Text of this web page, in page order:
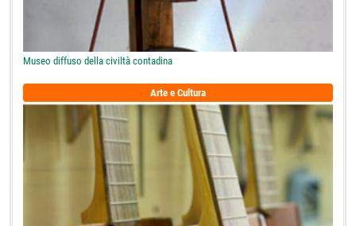
Museo diffuso della civiltà contadina
Arte e Cultura